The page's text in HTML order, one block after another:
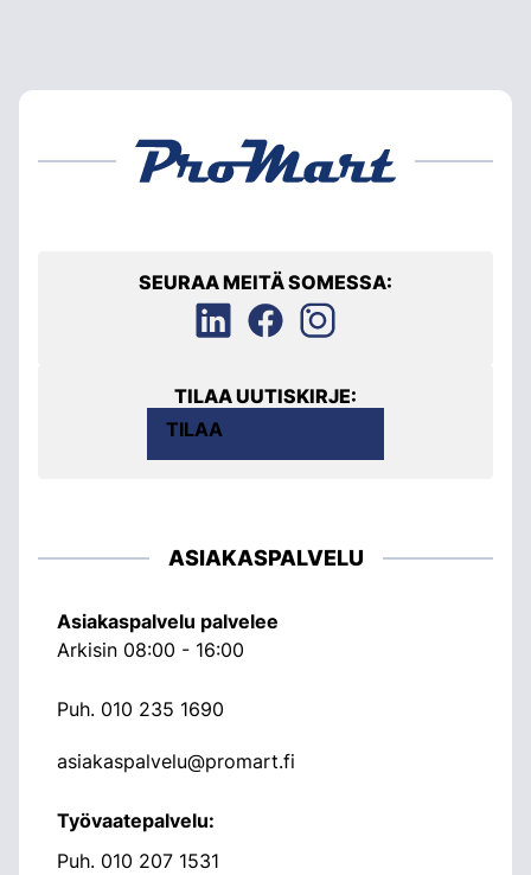
SEURAA MEITÄ SOMESSA:
TILAA UUTISKIRJE:
TILAA
ASIAKASPALVELU
Asiakaspalvelu palvelee
Arkisin 08:00 - 16:00
Puh. 010 235 1690
asiakaspalvelu@promart.fi
Työvaatepalvelu:
Puh. 010 207 1531